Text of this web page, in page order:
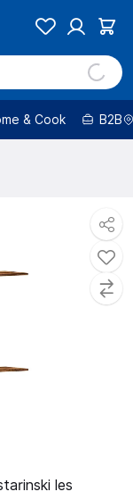
& Cook B2B
les